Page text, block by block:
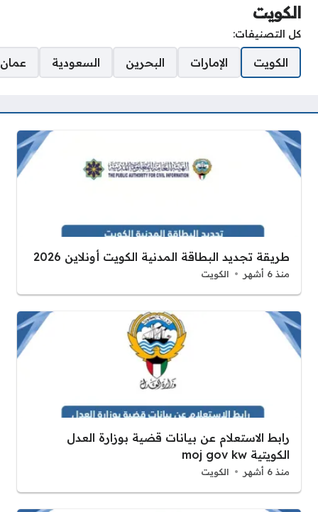
الكويت
كل التصنيفات:
الإمارات البحرين السعودية الكويت عمان
طريقة تجديد البطاقة المدنية الكويت أونلاين 2026
منذ 6 أشهر الكويت
رابط الاستعلام عن بيانات قضية بوزارة العدل
الكويتية moj gov kw
منذ 6 أشهر الكويت